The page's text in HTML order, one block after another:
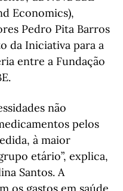
Economics),
Pedro Pita Barros
da Iniciativa para a
entre a Fundação
não
pelos
à maior
etário”, explica,
Santos. A
os gastos em saúde